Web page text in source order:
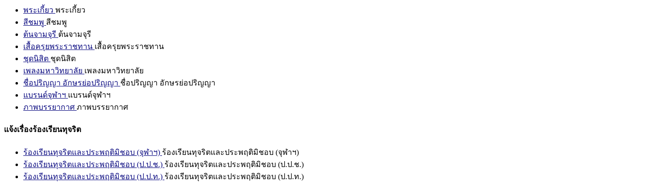
พระเกี้ยว พระเกี้ยว
สีชมพู สีชมพู
ต้นจามจุรี ต้นจามจุรี
เสื้อครุยพระราชทาน เสื้อครุยพระราชทาน
ชุดนิสิต ชุดนิสิต
เพลงมหาวิทยาลัย เพลงมหาวิทยาลัย
ชื่อปริญญา อักษรย่อปริญญา ชื่อปริญญา อักษรย่อปริญญา
แบรนด์จุฬาฯ แบรนด์จุฬาฯ
ภาพบรรยากาศ ภาพบรรยากาศ
แจ้งเรื่องร้องเรียนทุจริต
ร้องเรียนทุจริตและประพฤติมิชอบ (จุฬาฯ) ร้องเรียนทุจริตและประพฤติมิชอบ (จุฬาฯ)
ร้องเรียนทุจริตและประพฤติมิชอบ (ป.ป.ช.) ร้องเรียนทุจริตและประพฤติมิชอบ (ป.ป.ช.)
ร้องเรียนทุจริตและประพฤติมิชอบ (ป.ป.ท.) ร้องเรียนทุจริตและประพฤติมิชอบ (ป.ป.ท.)